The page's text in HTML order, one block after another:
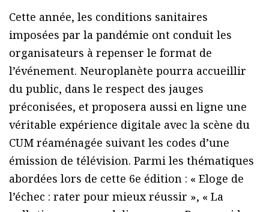
Cette année, les conditions sanitaires
imposées par la pandémie ont conduit les
organisateurs à repenser le format de
l’événement. Neuroplanète pourra accueillir
du public, dans le respect des jauges
préconisées, et proposera aussi en ligne une
véritable expérience digitale avec la scène du
CUM réaménagée suivant les codes d’une
émission de télévision. Parmi les thématiques
abordées lors de cette 6e édition : « Eloge de
l’échec : rater pour mieux réussir », « La